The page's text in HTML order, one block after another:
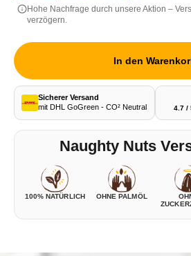
Hohe Nachfrage durch unsere Aktion –
verzögern.
In den
Sicherer Versand
mit DHL GoGreen - CO² Neutral
4.7 /
Naughty Nuts
100% NATÜRLICH OHNE PALMÖL